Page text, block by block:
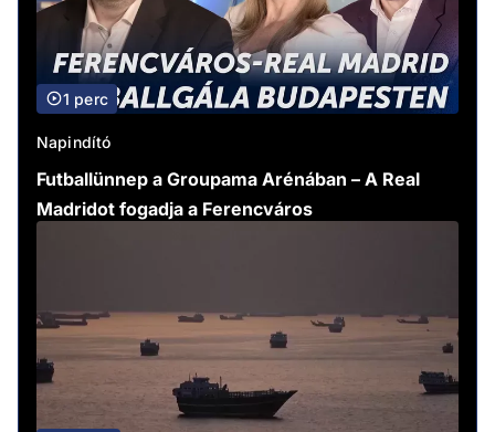
1 perc
Napindító
Futballünnep a Groupama Arénában – A Real
Madridot fogadja a Ferencváros